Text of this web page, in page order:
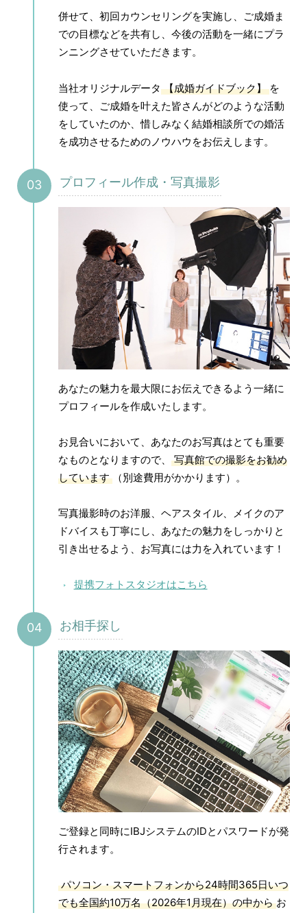
併せて、初回カウンセリングを実施し、ご成婚ま
での目標などを共有し、今後の活動を一緒にプラ
ンニングさせていただきます。
当社オリジナルデータ【成婚ガイドブック】を
使って、ご成婚を叶えた皆さんがどのような活動
をしていたのか、惜しみなく結婚相談所での婚活
を成功させるためのノウハウをお伝えします。
プロフィール作成・写真撮影
あなたの魅力を最大限にお伝えできるよう一緒に
プロフィールを作成いたします。
お見合いにおいて、あなたのお写真はとても重要
なものとなりますので、写真館での撮影をお勧め
しています（別途費用がかかります）。
写真撮影時のお洋服、ヘアスタイル、メイクのア
ドバイスも丁寧にし、あなたの魅力をしっかりと
引き出せるよう、お写真には力を入れています！
提携フォトスタジオはこちら
お相手探し
ご登録と同時にIBJシステムのIDとパスワードが発
行されます。
パソコン・スマートフォンから24時間365日いつ
でも全国約10万名（2026年1月現在）の中からお